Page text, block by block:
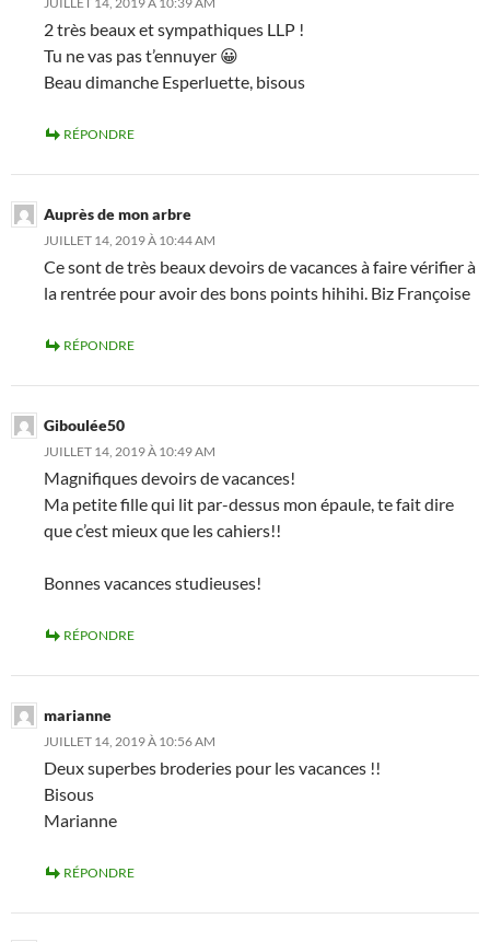
2 très beaux et sympathiques LLP !
Tu ne vas pas t’ennuyer 😀
Beau dimanche Esperluette, bisous
RÉPONDRE
Auprès de mon arbre
JUILLET 14, 2019 À 10:44 AM
Ce sont de très beaux devoirs de vacances à faire vérifier à
la rentrée pour avoir des bons points hihihi. Biz Françoise
RÉPONDRE
Giboulée50
JUILLET 14, 2019 À 10:49 AM
Magnifiques devoirs de vacances!
Ma petite fille qui lit par-dessus mon épaule, te fait dire
que c’est mieux que les cahiers!!
Bonnes vacances studieuses!
RÉPONDRE
marianne
JUILLET 14, 2019 À 10:56 AM
Deux superbes broderies pour les vacances !!
Bisous
Marianne
RÉPONDRE